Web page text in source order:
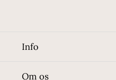
Info
Om os